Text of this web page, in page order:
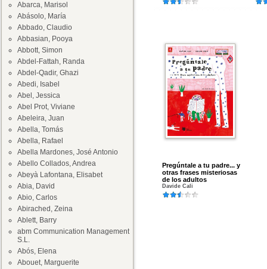
Abarca, Marisol
Abásolo, María
Abbado, Claudio
Abbasian, Pooya
Abbott, Simon
Abdel-Fattah, Randa
Abdel-Qadir, Ghazi
Abedi, Isabel
Abel, Jessica
Abel Prot, Viviane
Abeleira, Juan
Abella, Tomás
Abella, Rafael
Abella Mardones, José Antonio
Abello Collados, Andrea
Abeyà Lafontana, Elisabet
Abia, David
Abio, Carlos
Abirached, Zeina
Ablett, Barry
abm Communication Management
S.L.
Abós, Elena
Abouet, Marguerite
Pregúntale a tu padre... y
otras frases misteriosas
de los adultos
Davide Cali